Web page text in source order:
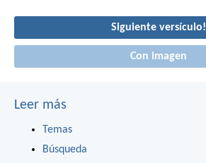
Siguiente versículo!
Con imagen
Leer más
Temas
Búsqueda